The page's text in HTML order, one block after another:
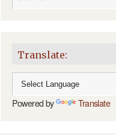
Translate:
Powered by Translate